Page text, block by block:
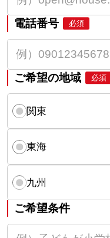
電話番号 必須
ご希望の地域 必須
関東
東海
九州
ご希望条件